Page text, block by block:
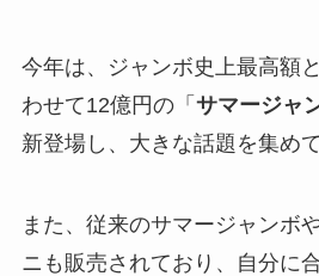
今年は、ジャンボ史上最高額
わせて12億円の「 サマージャ
新登場し、大きな話題を集め
また、従来のサマージャンボ
ニも販売されており、自分に